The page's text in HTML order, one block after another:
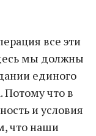
все эти
мы должны
единого
Потому что в
и условия
что наши